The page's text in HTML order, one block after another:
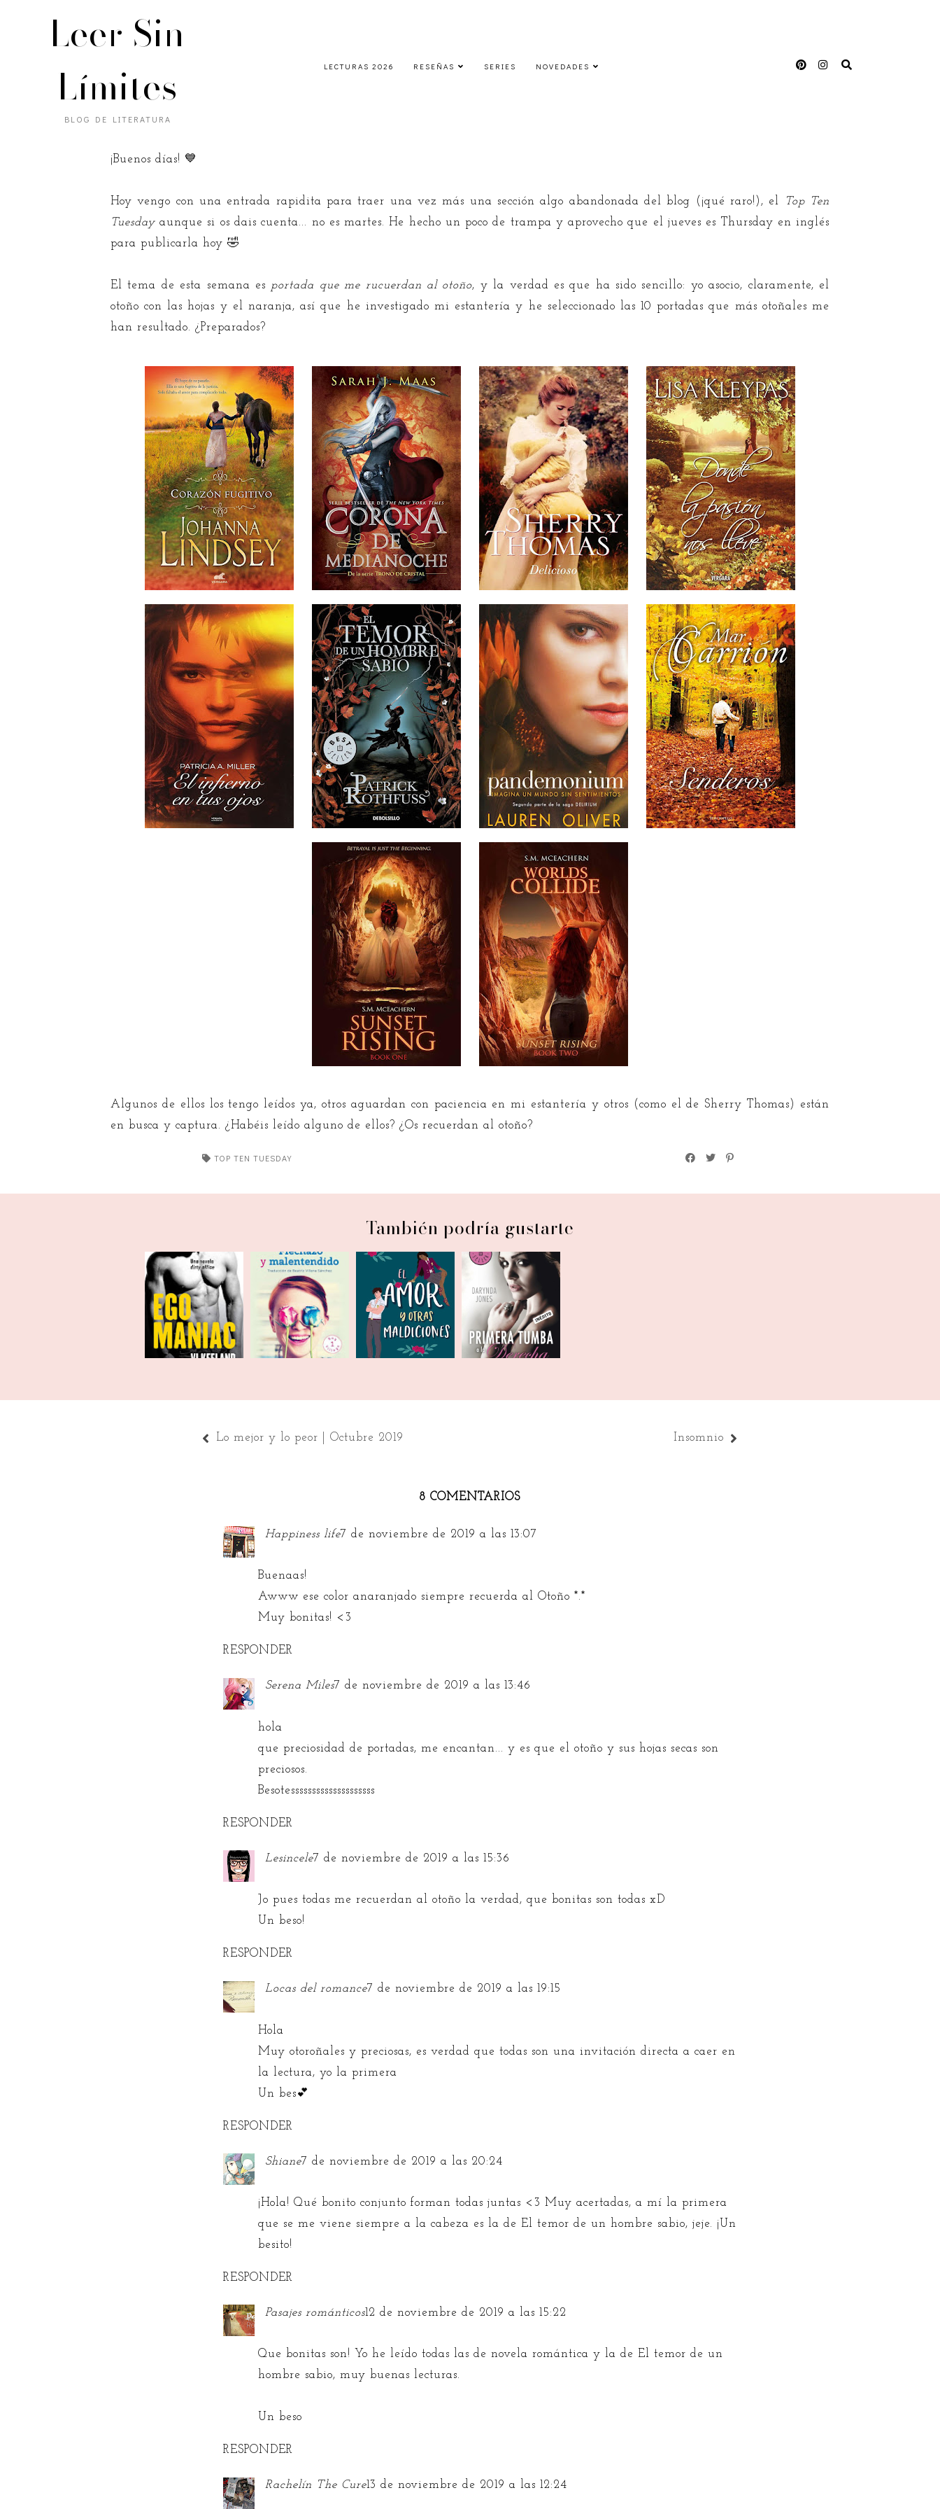
Leer Sin
Límites
BLOG DE LITERATURA
LECTURAS 2026 RESEÑAS SERIES NOVEDADES
¡Buenos días! 💙
Hoy vengo con una entrada rapidita para traer una vez más una sección algo abandonada del blog (¡qué raro!), el
Top Ten
Tuesdayaunque si os dais cuenta... no es martes. He hecho un poco de trampa y aprovecho que el jueves es Thursday en inglés
para publicarla hoy 🤣
El tema de esta semana es portada que me rucuerdan al otoño, y la verdad es que ha sido sencillo: yo asocio, claramente, el
otoño con las hojas y el naranja, así que he investigado mi estantería y he seleccionado las 10 portadas que más otoñales me
han resultado. ¿Preparados?
Algunos de ellos los tengo leídos ya, otros aguardan con paciencia en mi estantería y otros (como el de Sherry Thomas) están
en busca y captura. ¿Habéis leído alguno de ellos? ¿Os recuerdan al otoño?
TOP TEN TUESDAY
También podría gustarte
Top Ten | Libros
favoritos poco
con...
Top Ten | Libros
abandonados
Libros que quiero
leer
Top Ten | Sagas
que continuar
Lo mejor y lo peor | Octubre 2019 Insomnio
8 COMENTARIOS
Happiness life7 de noviembre de 2019 a las 13:07
Buenaas!
Awww ese color anaranjado siempre recuerda al Otoño *.*
Muy bonitas! <3
RESPONDER
Serena Miles7 de noviembre de 2019 a las 13:46
hola
que preciosidad de portadas, me encantan... y es que el otoño y sus hojas secas son
preciosos.
Besotessssssssssssssssssss
RESPONDER
Lesincele7 de noviembre de 2019 a las 15:36
Jo pues todas me recuerdan al otoño la verdad, que bonitas son todas xD
Un beso!
RESPONDER
Locas del romance7 de noviembre de 2019 a las 19:15
Hola
Muy otoroñales y preciosas, es verdad que todas son una invitación directa a caer en
la lectura, yo la primera
Un bes💕
RESPONDER
Shiane7 de noviembre de 2019 a las 20:24
¡Hola! Qué bonito conjunto forman todas juntas <3 Muy acertadas, a mí la primera
que se me viene siempre a la cabeza es la de El temor de un hombre sabio, jeje. ¡Un
besito!
RESPONDER
Pasajes románticos12 de noviembre de 2019 a las 15:22
Que bonitas son! Yo he leído todas las de novela romántica y la de El temor de un
hombre sabio, muy buenas lecturas.
Un beso
RESPONDER
Rachelín The Cure13 de noviembre de 2019 a las 12:24